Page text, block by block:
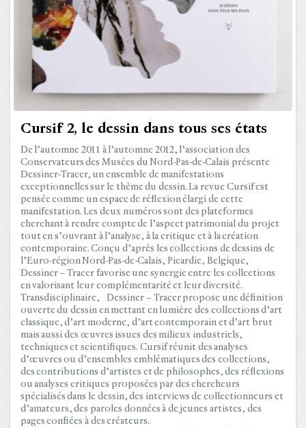
Cursif 2, le dessin dans tous ses états
De l’automne 2011 à l’automne 2012, l’association des
Conservateurs des Musées du Nord-Pas-de-Calais présente
Dessiner-Tracer, un ensemble de manifestations
exceptionnelles sur le thème du dessin. La revue Cursif est
pensée comme un espace de réflexion élargi de cette
manifestation. Les deux numéros sont des plateformes
cherchant à rendre compte de l’aspect patrimonial du projet
tout en s’ouvrant à l’analyse, à la critique et à la création
contemporaine. Conçu d’après les collections de dessins de
l’Euro-région Nord-Pas-de-Calais, Picardie, Belgique,
Dessiner – Tracer favorise une synergie entre les collections
en valorisant leur complémentarité et leur diversité.
Transdisciplinaire, Dessiner – Tracer propose une définition
ouverte du dessin en mettant en lumière des collections d’art
classique, d’art moderne, d’art contemporain et d’art brut
mais aussi des œuvres issues des milieux industriels,
techniques et scientifiques. Cursif réunit des analyses
d’œuvres ou d’ensembles emblématiques des collections,
des contributions d’artistes et de philosophes, des réflexions
ou analyses critiques proposées par des chercheurs
spécialisés dans le dessin, des interviews de collectionneurs et
d’amateurs, des paroles données à de jeunes artistes, des
pages confiées à des créateurs.